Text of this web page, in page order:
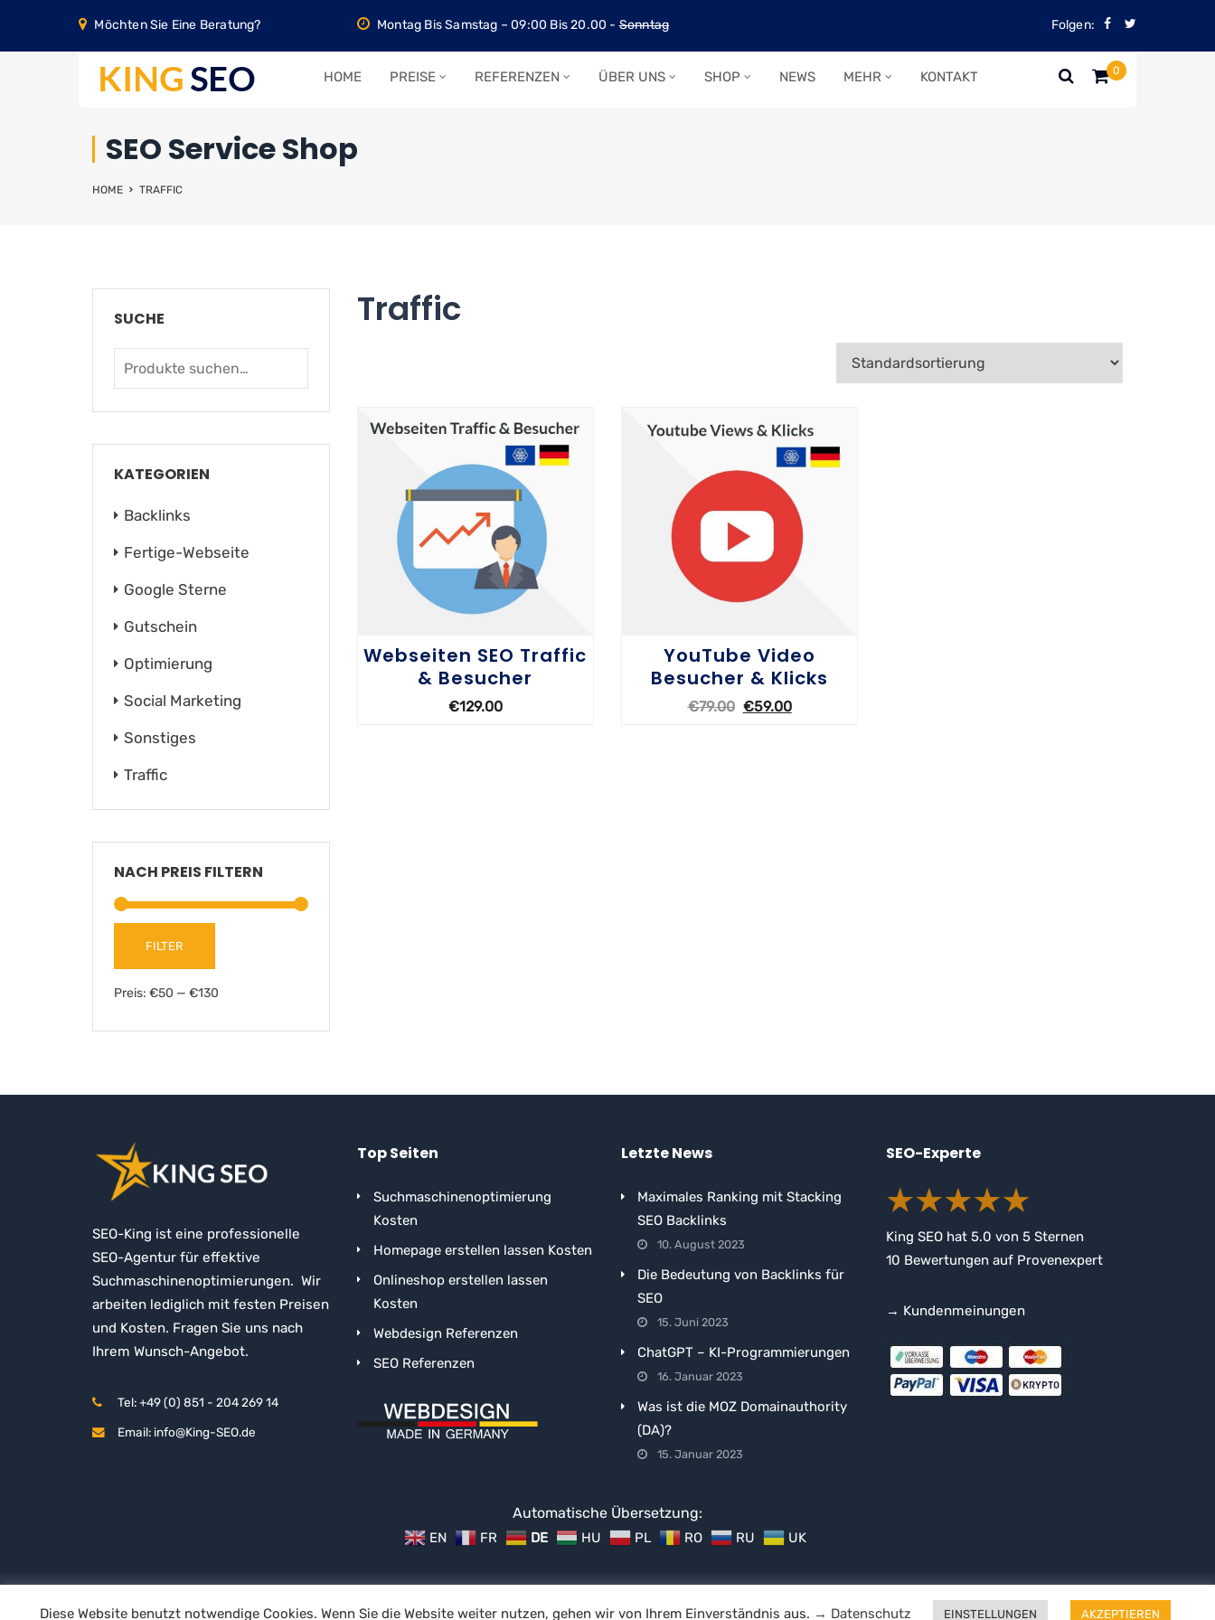
Möchten Sie Eine Beratung? Montag Bis Samstag – 09:00 Bis 20.00 -Sonntag Folgen:
0
HOME PREISE REFERENZEN ÜBER UNS SHOP NEWS MEHR KONTAKT
SEO Service Shop
HOME TRAFFIC
Traffic
Webseiten SEO Traffic
& Besucher
€129.00 OPTIONEN WÄHLEN
YouTube Video
Besucher & Klicks
€79.00 €59.00
SUCHE
KATEGORIEN
Backlinks
Fertige-Webseite
Google Sterne
Gutschein
Optimierung
Social Marketing
Sonstiges
Traffic
NACH PREIS FILTERN
FILTER
Preis: €50 — €130
SEO-King ist eine professionelle
SEO-Agentur für effektive
Suchmaschinenoptimierungen. Wir
arbeiten lediglich mit festen Preisen
und Kosten. Fragen Sie uns nach
Ihrem Wunsch-Angebot.
Tel: +49 (0) 851 - 204 269 14
Email: info@King-SEO.de
Top Seiten
Suchmaschinenoptimierung
Kosten
Homepage erstellen lassen Kosten
Onlineshop erstellen lassen
Kosten
Webdesign Referenzen
SEO Referenzen
Letzte News
Maximales Ranking mit Stacking
SEO Backlinks
10. August 2023
Die Bedeutung von Backlinks für
SEO
15. Juni 2023
ChatGPT – KI-Programmierungen
16. Januar 2023
Was ist die MOZ Domainauthority
(DA)?
15. Januar 2023
SEO-Experte
King SEO hat 5.0 von 5Sternen
10 Bewertungen auf Provenexpert
→ Kundenmeinungen
Automatische Übersetzung:
EN FR DE HU PL RO RU UK
Impressum Datenschutz Widerruf Geschäftsbedingungen © 2014-2023 King-SEO.de -HNP- Alle Rechte vorbehalten.
Diese Website benutzt notwendige Cookies. Wenn Sie die Website weiter nutzen, gehen wir von Ihrem Einverständnis aus. → Datenschutz EINSTELLUNGEN AKZEPTIEREN